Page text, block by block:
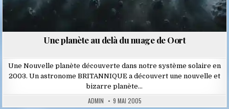
Une planète au delà du nuage de Oort
Une Nouvelle planète découverte dans notre système solaire en
2003. Un astronome BRITANNIQUE a découvert une nouvelle et
bizarre planète…
ADMIN 9 MAI 2005